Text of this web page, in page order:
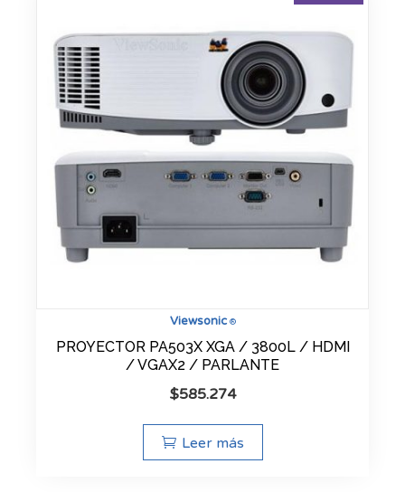
Viewsonic®
PROYECTOR PA503X XGA / 3800L / HDMI
/ VGAX2 / PARLANTE
$585.274
Leer más